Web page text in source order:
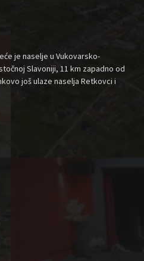
je naselje u Vukovarsko-
Slavoniji, 11 km zapadno od
još ulaze naselja Retkovci i